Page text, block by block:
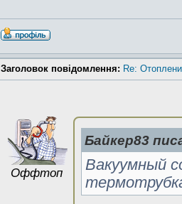
Заголовок повідомлення: Re:
Оффтоп
Байкер83
Вакуумный